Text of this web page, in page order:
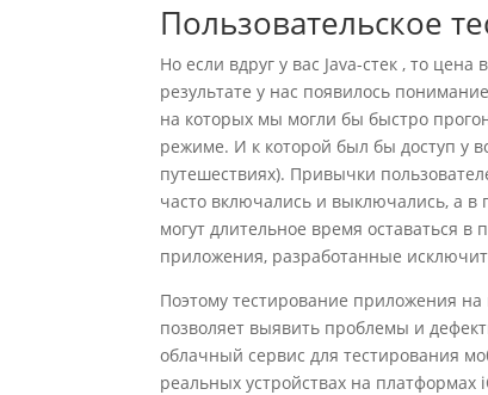
Пользовательское
Но если вдруг у вас Java-стек , то
результате у нас появилось
на которых мы могли бы быстро
режиме. И к которой был бы доступ у
путешествиях). Привычки
часто включались и выключались, а
могут длительное время оставаться
приложения, разработанные
Поэтому тестирование приложения
позволяет выявить проблемы и
облачный сервис для тестирования
реальных устройствах на